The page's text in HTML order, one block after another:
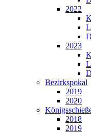
2022
2023
Bezirkspokal
2019
2020
2018
2019